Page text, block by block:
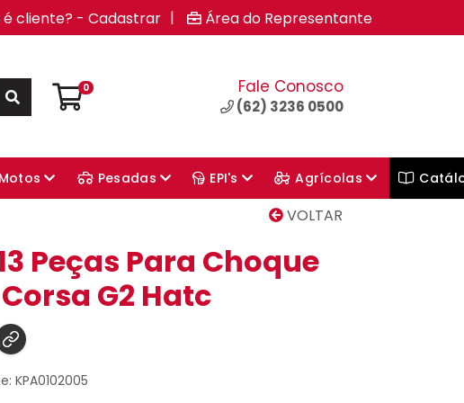
é cliente? - Cadastrar | Área do Representante
0 Fale Conosco
(62) 3236 0500
Motos Pesadas EPI's Agrícolas
VOLTAR
Peças Para Choque
G2 Hatc
KPA0102005